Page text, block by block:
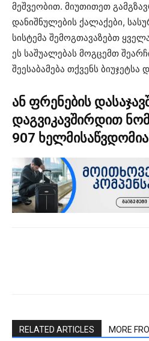
მეშვეობით. მიუთითეთ
დანიშნულების ქალაქები,
სისტემა შემოგთავაზებთ
ეს საშუალებას მოგცემთ
შეესაბამება თქვენს ბიუჯეტსა
ან ფრენების
დაგვიკავშირდით
907 ხელმისაწვდომია
RELATED ARTICLES MORE